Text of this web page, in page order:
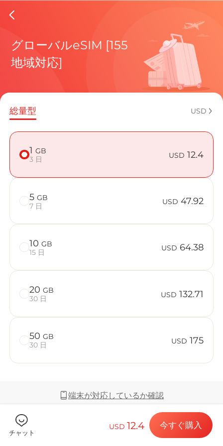
現在の目
eSIMの利
Grenada
Billion
目的地とデ
データプラ
グローバルeSIM [155
地域対応]
総量型 USD
1 GB
3 日
USD 12.4
5 GB
7 日
USD 47.92
10 GB
15 日
USD 64.38
20 GB
30 日
USD 132.71
50 GB
30 日
USD 175
端末が対応しているか確認
届く範囲とネットワーク
チャット
USD 12.4 今すぐ購入